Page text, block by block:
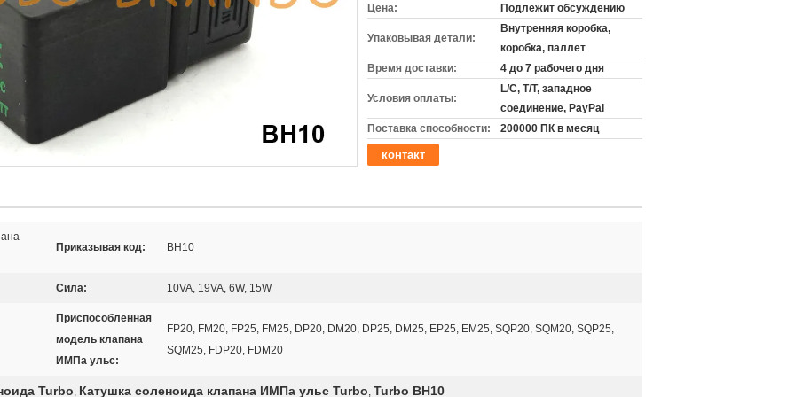
Цена: Подлежит обсуждению
Упаковывая детали:
Внутренняя коробка,
коробка, паллет
Время доставки:
4 до 7 рабочего дня
Условия оплаты:
L/C, T/T, западное
соединение, PayPal
Поставка способности:
200000 ПК в месяц
контакт
Приказывая код:
BH10
Сила: 10VA, 19VA, 6W, 15W
Приспособленная
модель клапана
ИМПа ульс:
FP20, FM20, FP25, FM25, DP20, DM20, DP25, DM25, EP25, EM25, SQP20, SQM20, SQP25,
SQM25, FDP20, FDM20
Turbo, Катушка соленоида клапана ИМПа ульс Turbo, Turbo BH10